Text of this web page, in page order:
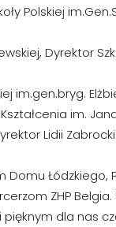
Polskiej
Dyrektor
im.gen.bryg.
im.
Lidii
ZHP
pięknym dla nas